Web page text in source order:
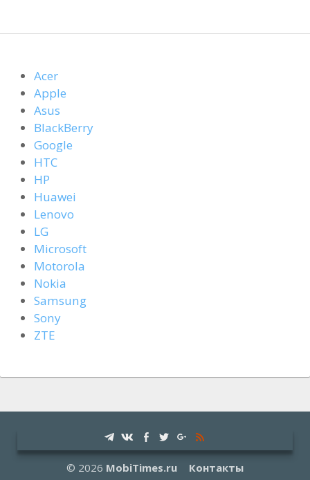
Acer
Apple
Asus
BlackBerry
Google
HTC
HP
Huawei
Lenovo
LG
Microsoft
Motorola
Nokia
Samsung
Sony
ZTE
© 2026 MobiTimes.ru Контакты